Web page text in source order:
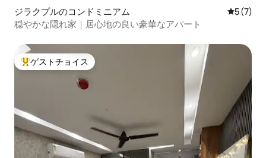
ジラクプルのコンドミニアム レビュー
5 (7)
穏やかな隠れ家｜居心地の良い豪華なアパート
大好評のゲストチョイスです。
ゲストチョイス